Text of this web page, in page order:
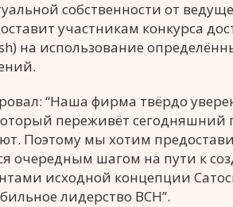
собственности от
участникам конкурса
на использование
“Наша фирма твёрдо
переживёт сегодняшний
Поэтому мы хотим
очередным шагом на пути к
исходной концепции
лидерство ВСН”.